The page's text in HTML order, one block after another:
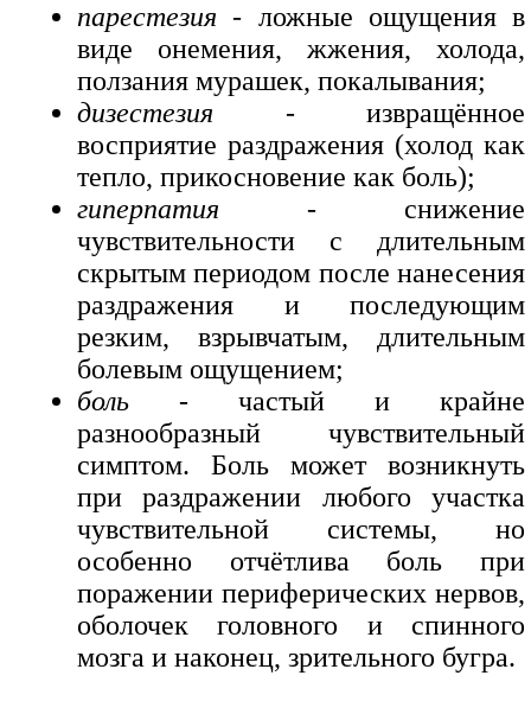
парестезия - ложные ощущения в
виде онемения, жжения, холода,
ползания мурашек, покалывания;
дизестезия - извращённое
восприятие раздражения (холод как
тепло, прикосновение как боль);
гиперпатия - снижение
чувствительности с длительным
скрытым периодом после нанесения
раздражения и последующим
резким, взрывчатым, длительным
болевым ощущением;
боль - частый и крайне
разнообразный чувствительный
симптом. Боль может возникнуть
при раздражении любого участка
чувствительной системы, но
особенно отчётлива боль при
поражении периферических нервов,
оболочек головного и спинного
мозга и наконец, зрительного бугра.